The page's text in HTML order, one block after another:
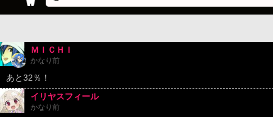
ＭＩＣＨＩ
かなり前
あと32％！
イリヤスフィール
かなり前